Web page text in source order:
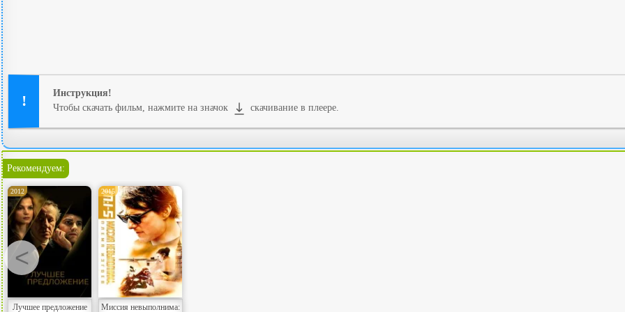
Инструкция!
Чтобы скачать фильм, нажмите на значок
скачивание в плеере.
Рекомендуем:
2012
Лучшее предложение
2015
Миссия невыполнима:
<